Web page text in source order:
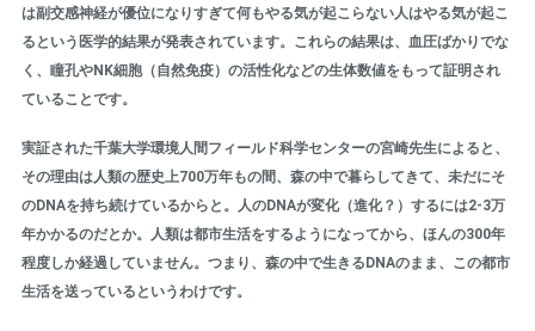
は副交感神経が優位になりすぎて何もやる気が起こらない人はやる気が起こ
るという医学的結果が発表されています。これらの結果は、血圧ばかりでな
く、瞳孔やNK細胞（自然免疫）の活性化などの生体数値をもって証明され
ていることです。
実証された千葉大学環境人間フィールド科学センターの宮崎先生によると、
その理由は人類の歴史上700万年もの間、森の中で暮らしてきて、未だにそ
のDNAを持ち続けているからと。人のDNAが変化（進化？）するには2-3万
年かかるのだとか。人類は都市生活をするようになってから、ほんの300年
程度しか経過していません。つまり、森の中で生きるDNAのまま、この都市
生活を送っているというわけです。